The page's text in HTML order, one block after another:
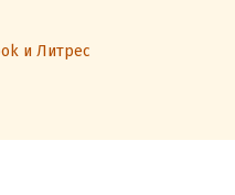
и Литрес